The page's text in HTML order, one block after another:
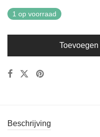
1 op voorraad
Beschrijving